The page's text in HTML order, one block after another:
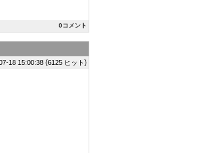
0コメント
18 15:00:38 (6125 ヒット)